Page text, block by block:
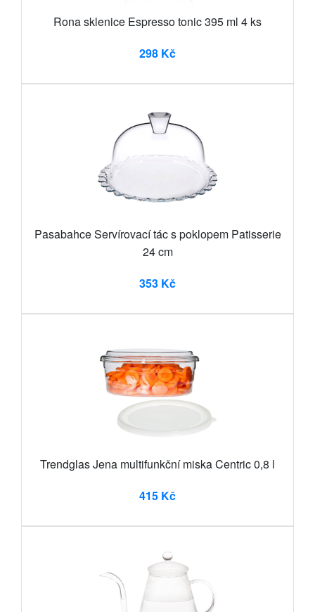
Rona sklenice Espresso tonic 395 ml 4 ks
298 Kč
Pasabahce Servírovací tác s poklopem Patisserie
24 cm
353 Kč
Trendglas Jena multifunkční miska Centric 0,8 l
415 Kč